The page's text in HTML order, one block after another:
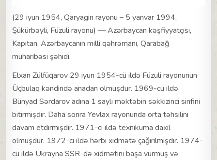
(29 iyun 1954, Qaryagin rayonu – 5 yanvar 1994,
Şükürbəyli, Füzuli rayonu) — Azərbaycan kəşfiyyatçısı,
Kapitan, Azərbaycanın milli qəhrəmanı, Qarabağ
müharibəsi şəhidi.
Elxan Zülfüqarov 29 iyun 1954-cü ildə Füzuli rayonunun
Üçbulaq kəndində anadan olmuşdur. 1969-cu ildə
Bünyad Sərdarov adına 1 saylı məktəbin səkkizinci sinfini
bitirmişdir. Daha sonra Yevlax rayonunda orta təhsilini
davam etdirmişdir. 1971-ci ildə texnikuma daxil
olmuşdur. 1972-ci ildə hərbi xidmətə çağırılmışdır. 1974-
cü ildə Ukrayna SSR-də xidmətini başa vurmuş və